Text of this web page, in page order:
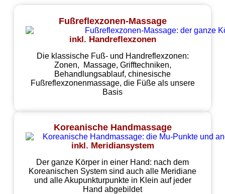
Fußreflexzonen-Massage
inkl. Handreflexzonen
Die klassische Fuß- und Handreflexzonen:
Zonen, Massage, Grifftechniken,
Behandlungsablauf, chinesische
Fußreflexzonenmassage, die Füße als unsere
Basis
Koreanische Handmassage
inkl. Meridiansystem
Der ganze Körper in einer Hand: nach dem
Koreanischen System sind auch alle Meridiane
und alle Akupunkturpunkte in Klein auf jeder
Hand abgebildet